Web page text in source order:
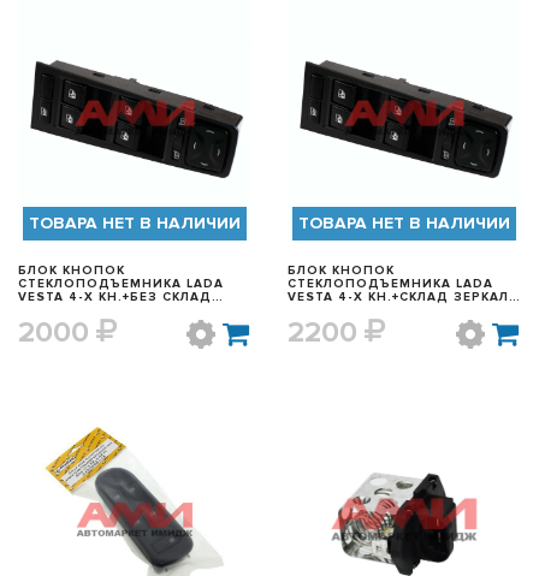
БЫСТРЫЙ ПРОСМОТР
ТОВАРА НЕТ В НАЛИЧИИ
БЛОК КНОПОК
СТЕКЛОПОДЪЕМНИКА LADA
VESTA 4-Х КН.+БЕЗ СКЛАД
2000
БЫСТРЫЙ ПРОСМОТР
ТОВАРА НЕТ В НАЛИЧИИ
БЛОК КНОПОК
СТЕКЛОПОДЪЕМНИКА LADA
VESTA 4-Х КН.+СКЛАД ЗЕРКАЛ
2200
БЫСТРЫЙ ПРОСМОТР БЫСТРЫЙ ПРОСМОТР